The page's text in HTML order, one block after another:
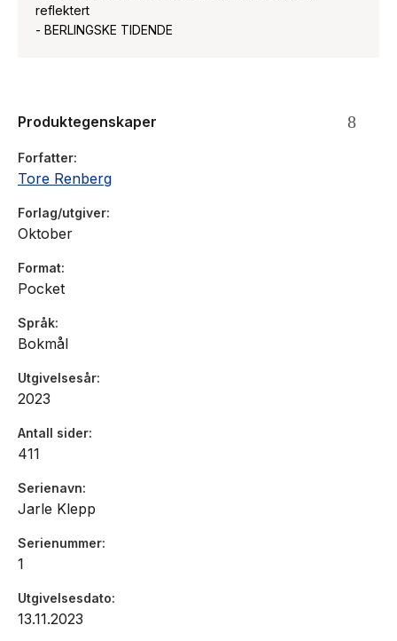
reflektert
- BERLINGSKE TIDENDE
Produktegenskaper
Forfatter
Tore Renberg
Forlag/utgiver
Oktober
Format
Pocket
Språk
Bokmål
Utgivelsesår
2023
Antall sider
411
Serienavn
Jarle Klepp
Serienummer
1
Utgivelsesdato
13.11.2023